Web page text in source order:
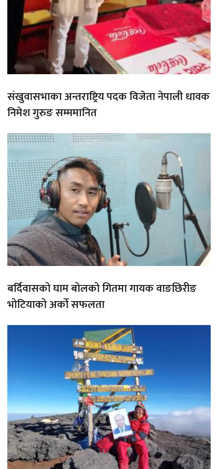
संखुवासभाका अन्तराष्ट्रिय पदक विजेता नेपाली धावक
निमेश गुरुङ सम्ममानित
बर्दिवासको घाम बोलको गितमा गायक वाङछिरीङ
भोटियाको अर्को सफलता